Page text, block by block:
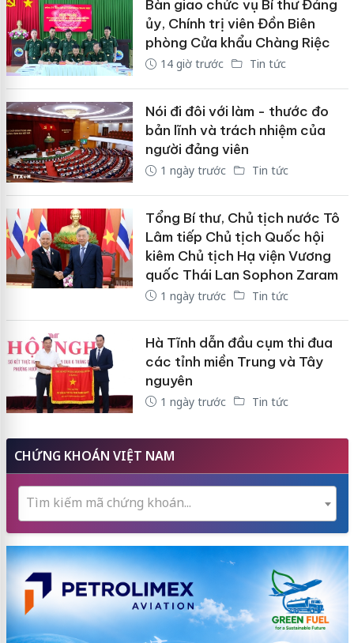
Bàn giao chức vụ Bí thư Đảng
ủy, Chính trị viên Đồn Biên
phòng Cửa khẩu Chàng Riệc
14 giờ trước Tin tức
Nói đi đôi với làm - thước đo
bản lĩnh và trách nhiệm của
người đảng viên
1 ngày trước Tin tức
Tổng Bí thư, Chủ tịch nước Tô
Lâm tiếp Chủ tịch Quốc hội
kiêm Chủ tịch Hạ viện Vương
quốc Thái Lan Sophon Zaram
1 ngày trước Tin tức
Hà Tĩnh dẫn đầu cụm thi đua
các tỉnh miền Trung và Tây
nguyên
1 ngày trước Tin tức
CHỨNG KHOÁN VIỆT NAM
Tìm kiếm mã chứng khoán...